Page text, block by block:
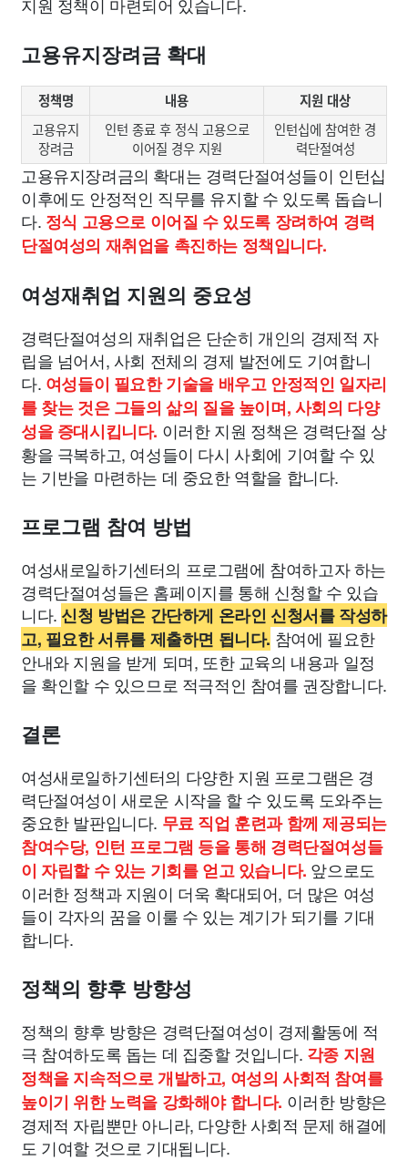
고용유지장려금 확대
정책명 내용
지원 대상
고용유지
장려금
인턴 종료 후 정식 고용으로
이어질 경우 지원
인턴십에 참여한 경
력단절여성
고용유지장려금의 확대는 경력단절여성들이 인턴십
이후에도 안정적인 직무를 유지할 수 있도록 돕습니
다. 정식 고용으로 이어질 수 있도록 장려하여 경력
단절여성의 재취업을 촉진하는 정책입니다.
여성재취업 지원의 중요성
경력단절여성의 재취업은 단순히 개인의 경제적 자
립을 넘어서, 사회 전체의 경제 발전에도 기여합니
다. 여성들이 필요한 기술을 배우고 안정적인 일자리
를 찾는 것은 그들의 삶의 질을 높이며, 사회의 다양
성을 증대시킵니다. 이러한 지원 정책은 경력단절 상
황을 극복하고, 여성들이 다시 사회에 기여할 수 있
는 기반을 마련하는 데 중요한 역할을 합니다.
프로그램 참여 방법
여성새로일하기센터의 프로그램에 참여하고자 하는
경력단절여성들은 홈페이지를 통해 신청할 수 있습
니다. 신청 방법은 간단하게 온라인 신청서를 작성하
고, 필요한 서류를 제출하면 됩니다. 참여에 필요한
안내와 지원을 받게 되며, 또한 교육의 내용과 일정
을 확인할 수 있으므로 적극적인 참여를 권장합니다.
결론
여성새로일하기센터의 다양한 지원 프로그램은 경
력단절여성이 새로운 시작을 할 수 있도록 도와주는
중요한 발판입니다. 무료 직업 훈련과 함께 제공되는
참여수당, 인턴 프로그램 등을 통해 경력단절여성들
이 자립할 수 있는 기회를 얻고 있습니다. 앞으로도
이러한 정책과 지원이 더욱 확대되어, 더 많은 여성
들이 각자의 꿈을 이룰 수 있는 계기가 되기를 기대
합니다.
정책의 향후 방향성
정책의 향후 방향은 경력단절여성이 경제활동에 적
극 참여하도록 돕는 데 집중할 것입니다. 각종 지원
정책을 지속적으로 개발하고, 여성의 사회적 참여를
높이기 위한 노력을 강화해야 합니다. 이러한 방향은
경제적 자립뿐만 아니라, 다양한 사회적 문제 해결에
도 기여할 것으로 기대됩니다.